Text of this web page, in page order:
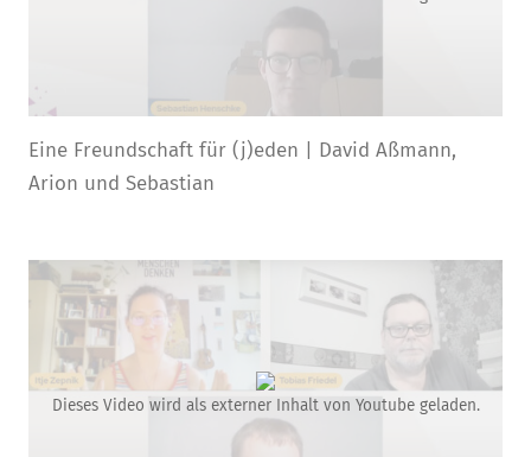
Eine Freundschaft für (j)eden | David Aßmann,
Arion und Sebastian
Dieses Video wird als externer Inhalt von Youtube geladen.